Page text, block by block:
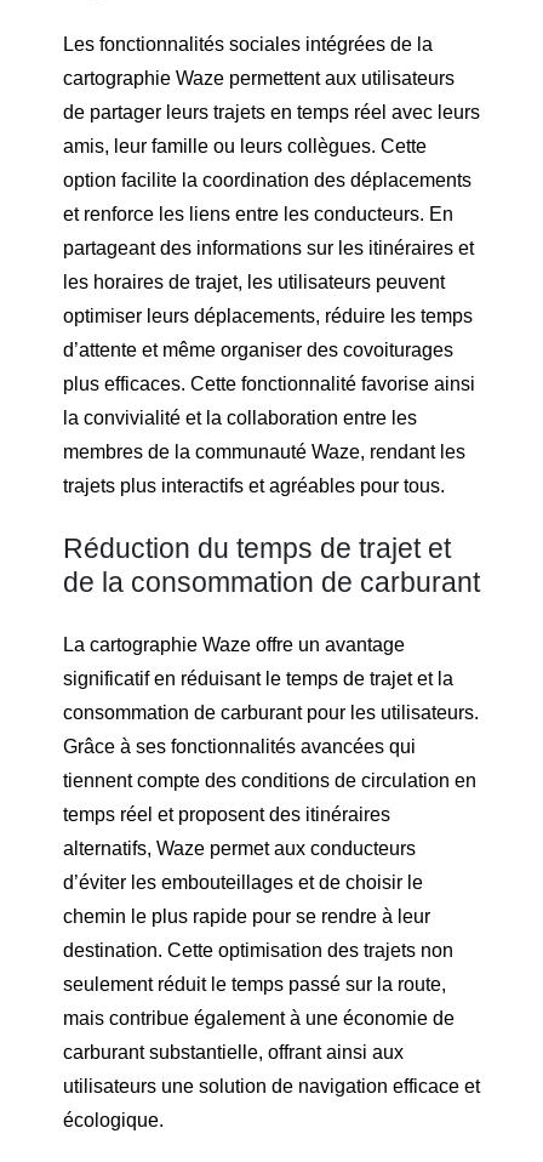
Les fonctionnalités sociales intégrées de la
cartographie Waze permettent aux utilisateurs
de partager leurs trajets en temps réel avec leurs
amis, leur famille ou leurs collègues. Cette
option facilite la coordination des déplacements
et renforce les liens entre les conducteurs. En
partageant des informations sur les itinéraires et
les horaires de trajet, les utilisateurs peuvent
optimiser leurs déplacements, réduire les temps
d’attente et même organiser des covoiturages
plus efficaces. Cette fonctionnalité favorise ainsi
la convivialité et la collaboration entre les
membres de la communauté Waze, rendant les
trajets plus interactifs et agréables pour tous.
Réduction du temps de trajet et
de la consommation de carburant
La cartographie Waze offre un avantage
significatif en réduisant le temps de trajet et la
consommation de carburant pour les utilisateurs.
Grâce à ses fonctionnalités avancées qui
tiennent compte des conditions de circulation en
temps réel et proposent des itinéraires
alternatifs, Waze permet aux conducteurs
d’éviter les embouteillages et de choisir le
chemin le plus rapide pour se rendre à leur
destination. Cette optimisation des trajets non
seulement réduit le temps passé sur la route,
mais contribue également à une économie de
carburant substantielle, offrant ainsi aux
utilisateurs une solution de navigation efficace et
écologique.